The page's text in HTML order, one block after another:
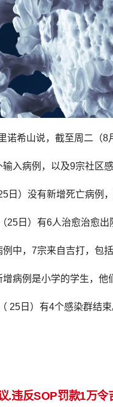
诺希山说，截至周二（8
入病例，以及9宗社区
日）没有新增死亡病例
25日）有6人治愈治愈出
中，7宗来自吉打，包
病例是小学的学生，他
25日）有4个感染群结束
.违反SOP罚款1万令